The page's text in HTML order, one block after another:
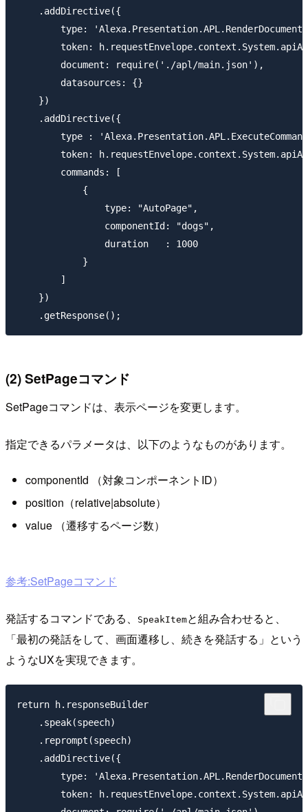
    .addDirective({
type:
token:
        document: require('./apl/main.json'),
        datasources: {}
    })
    .addDirective({
type :
token:
        commands: [
            {
                type: "AutoPage",
                componentId: "dogs",
                duration   : 1000
            }
        ]
    })
(2) SetPageコマンド
SetPageコマンドは、表示ページを変更します。
指定できるパラメータは、以下のようなものがあります。
componentId （対象コンポーネントID）
position（relative|absolute）
value （遷移するページ数）
参考:SetPageコマンド
発話するコマンドである、 SpeakItemと組み合わせると、
「最初の発話をして、画面遷移し、続きを発話する」という
ようなUXを実現できます。
return h.responseBuilder
    .speak(speech)
    .reprompt(speech)
    .addDirective({
type:
token: